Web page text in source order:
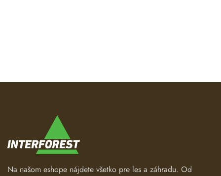
Na našom eshope nájdete všetko pre les a záhradu. Od